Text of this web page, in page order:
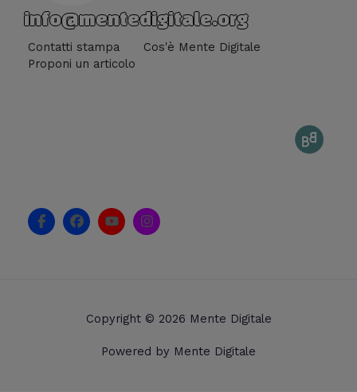
info@mentedigitale.org
Contatti stampa
Cos'è Mente Digitale
Proponi un articolo
F
a
c
F
a
c
Y
o
u
I
n
s
m
Copyright © 2026 Mente Digitale
Powered by Mente Digitale